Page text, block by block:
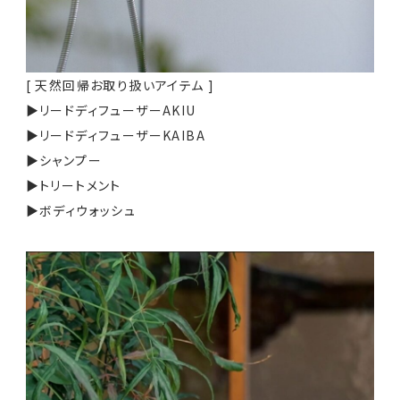
[ 天然回帰お取り扱いアイテム ]
▶ リードディフューザーAKIU
▶リードディフューザーKAIBA
▶シャンプー
▶トリートメント
▶ボディウォッシュ